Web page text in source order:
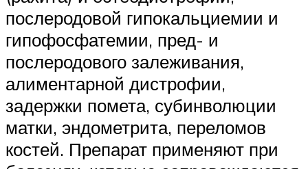
послеродовой гипокальциемии и
гипофосфатемии, пред- и
послеродового залеживания,
алиментарной дистрофии,
задержки помета, субинволюции
матки, эндометрита, переломов
костей. Препарат применяют при